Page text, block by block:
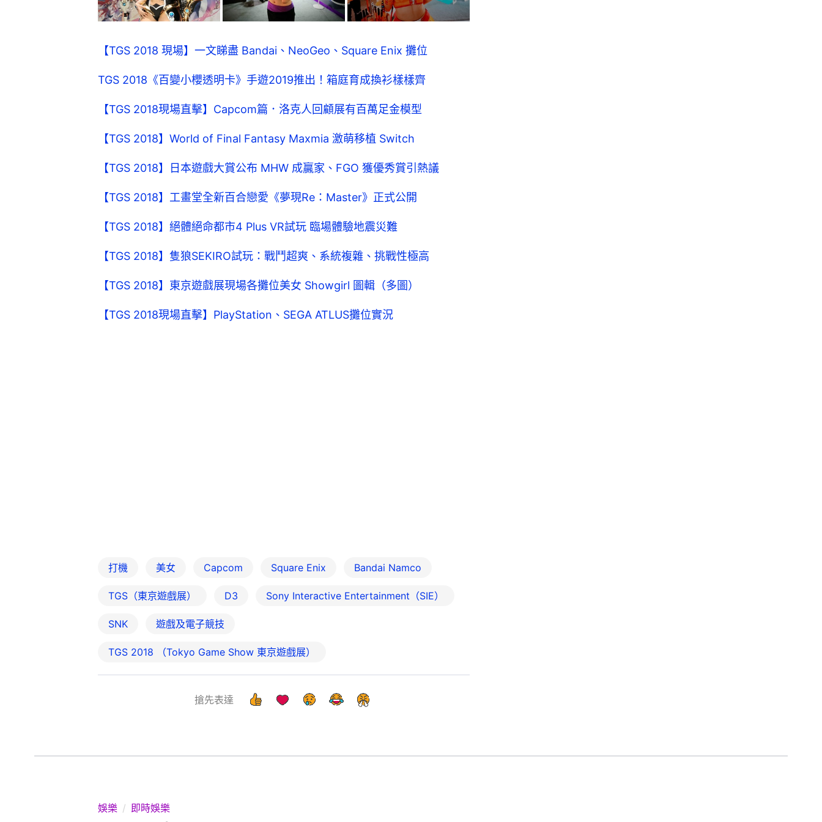
【TGS 2018 現場】一文睇盡 Bandai、NeoGeo、Square Enix 攤位
TGS 2018《百變小櫻透明卡》手遊2019推出！箱庭育成換衫樣樣齊
【TGS 2018現場直擊】Capcom篇．洛克人回顧展有百萬足金模型
【TGS 2018】World of Final Fantasy Maxmia 激萌移植 Switch
【TGS 2018】日本遊戲大賞公布 MHW 成贏家、FGO 獲優秀賞引熱議
【TGS 2018】工畫堂全新百合戀愛《夢現Re：Master》正式公開
【TGS 2018】絕體絕命都市4 Plus VR試玩 臨場體驗地震災難
【TGS 2018】隻狼SEKIRO試玩：戰鬥超爽、系統複雜、挑戰性極高
【TGS 2018】東京遊戲展現場各攤位美女 Showgirl 圖輯（多圖）
【TGS 2018現場直擊】PlayStation、SEGA ATLUS攤位實況
打機 美女 Capcom Square Enix Bandai Namco
TGS（東京遊戲展） D3 Sony Interactive Entertainment（SIE）
SNK 遊戲及電子競技
TGS 2018 （Tokyo Game Show 東京遊戲展）
搶先表達
娛樂 即時娛樂